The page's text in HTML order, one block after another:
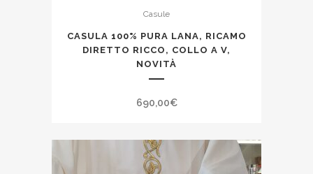
Casule
CASULA 100% PURA LANA, RICAMO
DIRETTO RICCO, COLLO A V,
NOVITÀ
690,00€